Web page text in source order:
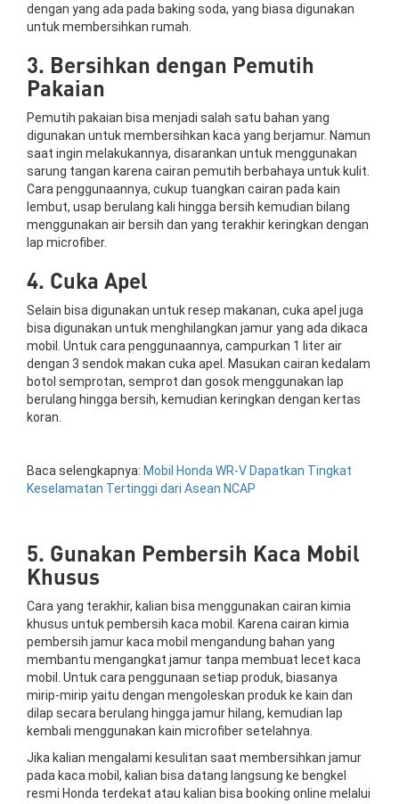
dengan yang ada pada baking soda, yang biasa digunakan
untuk membersihkan rumah.
3. Bersihkan dengan Pemutih
Pakaian
Pemutih pakaian bisa menjadi salah satu bahan yang
digunakan untuk membersihkan kaca yang berjamur. Namun
saat ingin melakukannya, disarankan untuk menggunakan
sarung tangan karena cairan pemutih berbahaya untuk kulit.
Cara penggunaannya, cukup tuangkan cairan pada kain
lembut, usap berulang kali hingga bersih kemudian bilang
menggunakan air bersih dan yang terakhir keringkan dengan
lap microfiber.
4. Cuka Apel
Selain bisa digunakan untuk resep makanan, cuka apel juga
bisa digunakan untuk menghilangkan jamur yang ada dikaca
mobil. Untuk cara penggunaannya, campurkan 1 liter air
dengan 3 sendok makan cuka apel. Masukan cairan kedalam
botol semprotan, semprot dan gosok menggunakan lap
berulang hingga bersih, kemudian keringkan dengan kertas
koran.
Baca selengkapnya: Mobil Honda WR-V Dapatkan Tingkat
Keselamatan Tertinggi dari Asean NCAP
5. Gunakan Pembersih Kaca Mobil
Khusus
Cara yang terakhir, kalian bisa menggunakan cairan kimia
khusus untuk pembersih kaca mobil. Karena cairan kimia
pembersih jamur kaca mobil mengandung bahan yang
membantu mengangkat jamur tanpa membuat lecet kaca
mobil. Untuk cara penggunaan setiap produk, biasanya
mirip-mirip yaitu dengan mengoleskan produk ke kain dan
dilap secara berulang hingga jamur hilang, kemudian lap
kembali menggunakan kain microfiber setelahnya.
Jika kalian mengalami kesulitan saat membersihkan jamur
pada kaca mobil, kalian bisa datang langsung ke bengkel
resmi Honda terdekat atau kalian bisa booking online melalui